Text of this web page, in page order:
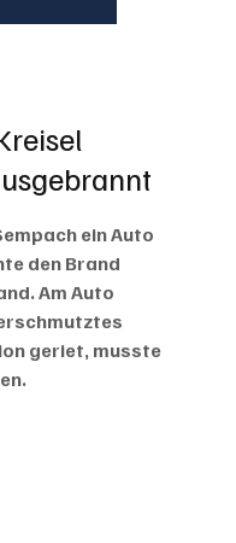
ein Auto
den Brand
Am Auto
geriet, musste